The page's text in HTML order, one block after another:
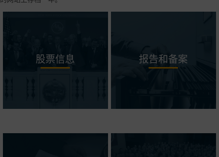
股票信息 报告和备案